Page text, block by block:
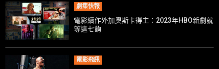
劇集快報
電影續作外加奧斯卡得主：2023年HBO新劇就
等這七齣
電影飛訊